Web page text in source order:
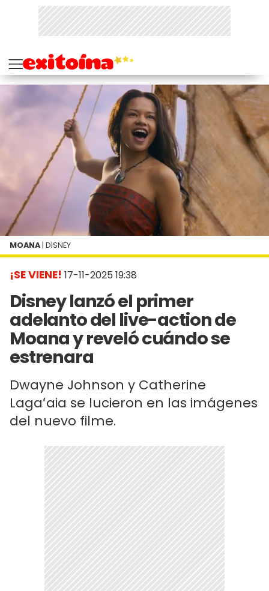
¡SE VIENE! 17-11-2025 19:38
Disney lanzó el primer
adelanto del live-action de
Moana y reveló cuándo se
estrenara
Dwayne Johnson y Catherine
Lagaʻaia se lucieron en las imágenes
del nuevo filme.
MOANA | DISNEY